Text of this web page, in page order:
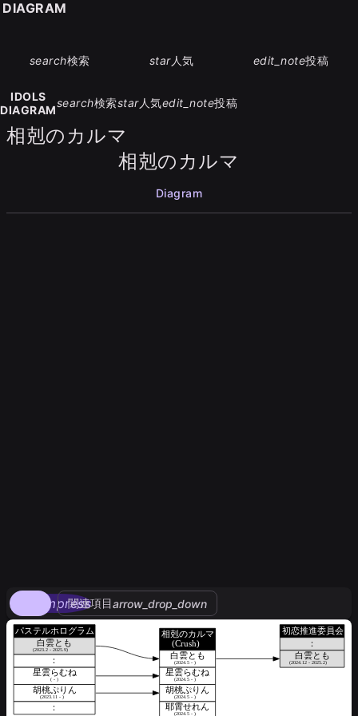
search検索 star人気 edit_note投稿
IDOLS
DIAGRAM
search検索star人気edit_note投稿
相剋のカルマ
相剋のカルマ
Diagram
compress
関連項目arrow_drop_down